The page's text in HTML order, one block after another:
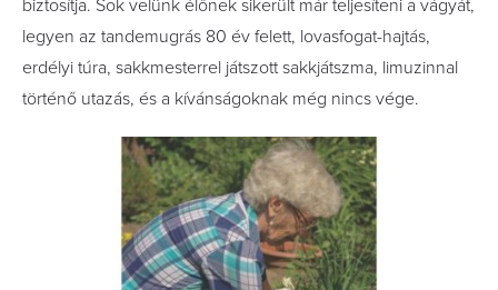
biztosítja. Sok velünk élőnek sikerült már teljesíteni a vágyát,
legyen az tandemugrás 80 év felett, lovasfogat-hajtás,
erdélyi túra, sakkmesterrel játszott sakkjátszma, limuzinnal
történő utazás, és a kívánságoknak még nincs vége.